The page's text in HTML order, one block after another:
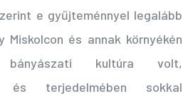
e gyűjteménnyel legalább
Miskolcon és annak környékén
kultúra volt,
és terjedelmében sokkal